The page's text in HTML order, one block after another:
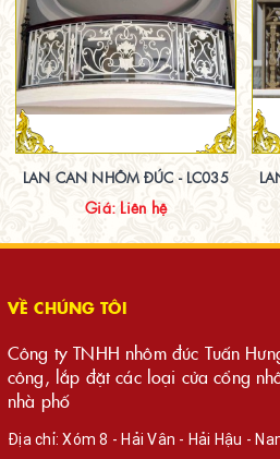
LAN CAN NHÔM ĐÚC - LC035
Giá: Liên hệ
VỀ CHÚNG TÔI
Công ty TNHH nhôm đúc Tuấn
công, lắp đặt các loại cửa cổng
nhà phố
Địa chỉ: Xóm 8 - Hải Vân - Hải Hậu -